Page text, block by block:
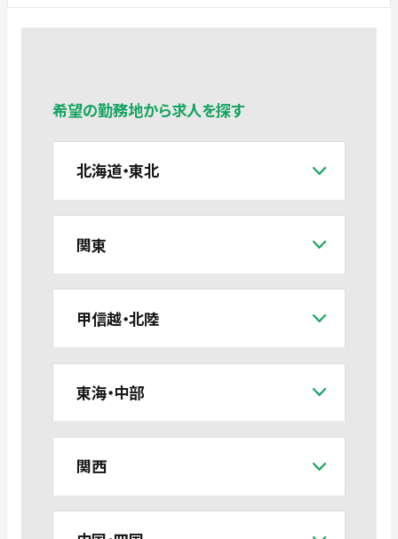
希望の勤務地から求人を探す
北海道・東北
関東
甲信越・北陸
東海・中部
関西